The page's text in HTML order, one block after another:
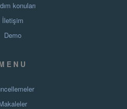
konuları
İletişim
Demo